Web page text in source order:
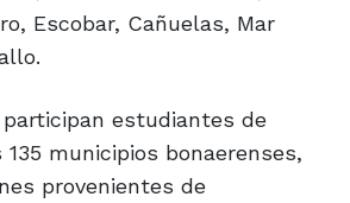
Escobar, Cañuelas, Mar
estudiantes de
municipios bonaerenses,
provenientes de